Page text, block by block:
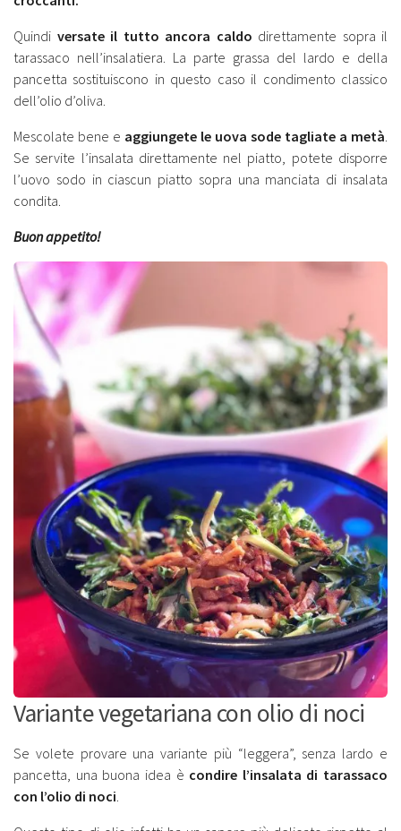
Quindi versate il tutto ancora caldo direttamente sopra il
tarassaco nell’insalatiera. La parte grassa del lardo e della
pancetta sostituiscono in questo caso il condimento classico
dell’olio d’oliva.
Mescolate bene e aggiungete le uova sode tagliate a metà
Se servite l’insalata direttamente nel piatto, potete disporre
l’uovo sodo in ciascun piatto sopra una manciata di insalata
condita.
Buon appetito!
Variante vegetariana con olio di noci
Se volete provare una variante più “leggera”, senza lardo e
pancetta, una buona idea è condire l’insalata di tarassaco
con l’olio di noci